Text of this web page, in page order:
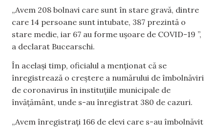
„Avem 208 bolnavi care sunt în stare gravă, dintre
care 14 persoane sunt intubate, 387 prezintă o
stare medie, iar 67 au forme ușoare de COVID-19 ”,
a declarat Bucearschi.
În același timp, oficialul a menționat că se
înregistrează o creștere a numărului de îmbolnăviri
de coronavirus în instituțiile municipale de
învățământ, unde s-au înregistrat 380 de cazuri.
„Avem înregistrați 166 de elevi care s-au îmbolnăvit